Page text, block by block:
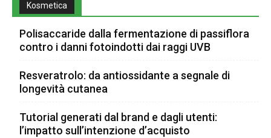
Kosmetica
Polisaccaride dalla fermentazione di passiflora
contro i danni fotoindotti dai raggi UVB
Resveratrolo: da antiossidante a segnale di
longevità cutanea
Tutorial generati dal brand e dagli utenti:
l’impatto sull’intenzione d’acquisto